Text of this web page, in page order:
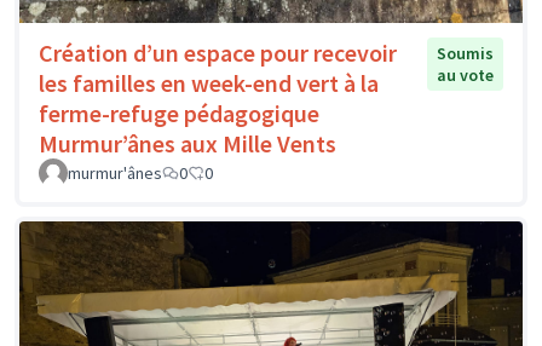
Création d’un espace pour recevoir
les familles en week-end vert à la
ferme-refuge pédagogique
Murmur’ânes aux Mille Vents
Soumis
au vote
murmur'ânes 0 0